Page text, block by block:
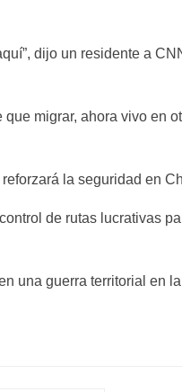
dijo un residente a
migrar, ahora vivo en
la seguridad en
de rutas lucrativas
una guerra territorial en